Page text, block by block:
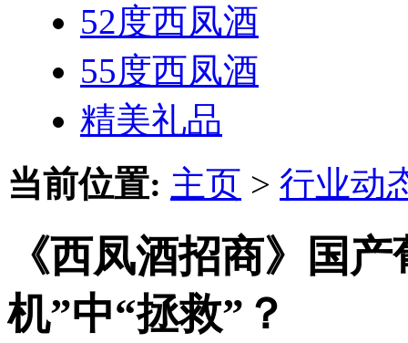
52度西凤酒
55度西凤酒
精美礼品
当前位置: 主页 > 行业动
《西凤酒招商》国
机”中“拯救”？